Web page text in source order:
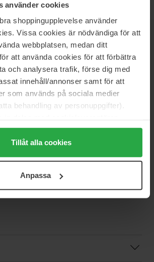
använder cookies
shoppingupplevelse använder
Vissa cookies är nödvändiga för att
webbplatsen, medan ditt
att använda cookies för att förbättra
och analysera trafik, förse dig med
innehåll/annonser samt för att
som används på sociala medier
behandling av personuppgifter).
på "Tillåt alla cookies" accepterar du
du under "Detaljer" kan anpassa
Du kan när som helst återkalla
Tillåt alla cookies
Anpassa
OP DE HOOGTE
nieuws direct in je inbox ontvangen?